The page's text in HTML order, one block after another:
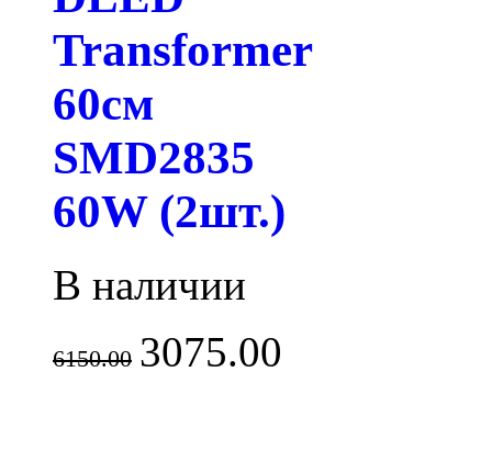
Transformer
60см
SMD2835
60W (2шт.)
В наличии
6150.00 3075.00